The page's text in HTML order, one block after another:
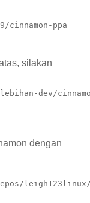
cinnamon-ppa
silakan
dev/
dengan
leigh123linux/